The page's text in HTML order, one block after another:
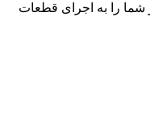
شما را به اجرای قطعات